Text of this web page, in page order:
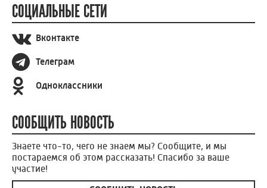
СОЦИАЛЬНЫЕ СЕТИ
Вконтакте
Телеграм
Одноклассники
СООБЩИТЬ НОВОСТЬ
Знаете что-то, чего не знаем мы? Сообщите, и мы
постараемся об этом рассказать! Спасибо за ваше
участие!